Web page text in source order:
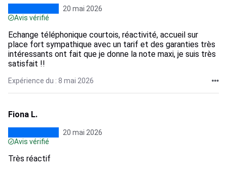
20 mai 2026
Avis vérifié
Echange téléphonique courtois, réactivité, accueil sur
place fort sympathique avec un tarif et des garanties très
intéressants ont fait que je donne la note maxi, je suis très
satisfait !!
Expérience du : 8 mai 2026
Fiona L.
20 mai 2026
Avis vérifié
Très réactif